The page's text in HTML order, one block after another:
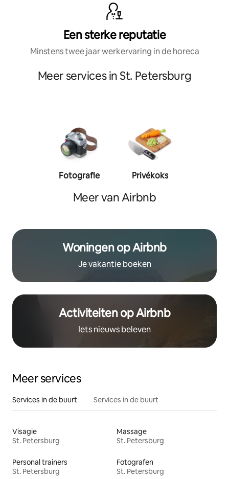
Een sterke reputatie
Minstens twee jaar werkervaring in de horeca
Meer services in St. Petersburg
Fotografie Privékoks
Meer van Airbnb
Woningen op Airbnb
Je vakantie boeken
Activiteiten op Airbnb
Iets nieuws beleven
Meer services
Services in de buurt Services in de buurt
Visagie
St. Petersburg
Massage
St. Petersburg
Personal trainers
St. Petersburg
Fotografen
St. Petersburg